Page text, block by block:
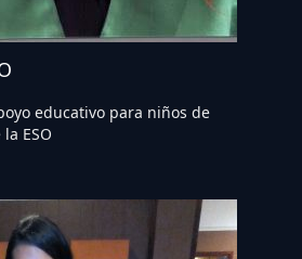
educativo para niños de
ESO